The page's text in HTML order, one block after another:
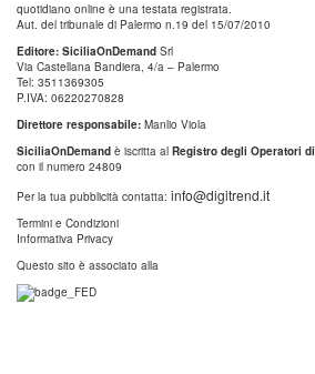
quotidiano online è una testata registrata.
Aut. del tribunale di Palermo n.19 del 15/07/2010
Editore: SiciliaOnDemand Srl
Via Castellana Bandiera, 4/a – Palermo
Tel: 3511369305
P.IVA: 06220270828
Direttore responsabile: Manlio Viola
SiciliaOnDemand è iscritta al Registro degli Operatori
con il numero 24809
Per la tua pubblicità contatta: info@digitrend.it
Termini e Condizioni
Informativa Privacy
Questo sito è associato alla